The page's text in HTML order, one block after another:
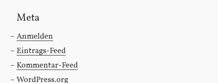
Meta
Anmelden
Eintrags-Feed
Kommentar-Feed
WordPress.org